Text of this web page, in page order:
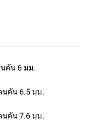
คัน 6 มม.
นคัน 6.5 มม.
นคัน 7.6 มม.